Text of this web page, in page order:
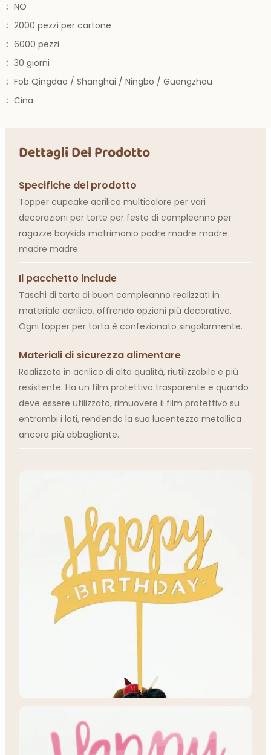
: NO
: 2000 pezzi per cartone
: 6000 pezzi
: 30 giorni
: Fob Qingdao / Shanghai / Ningbo / Guangzhou
: Cina
Dettagli Del Prodotto
Specifiche del prodotto
Topper cupcake acrilico multicolore per vari
decorazioni per torte per feste di compleanno per
ragazze boykids matrimonio padre madre madre
madre madre
Il pacchetto include
Taschi di torta di buon compleanno realizzati in
materiale acrilico, offrendo opzioni più decorative.
Ogni topper per torta è confezionato singolarmente.
Materiali di sicurezza alimentare
Realizzato in acrilico di alta qualità, riutilizzabile e più
resistente. Ha un film protettivo trasparente e quando
deve essere utilizzato, rimuovere il film protettivo su
entrambi i lati, rendendo la sua lucentezza metallica
ancora più abbagliante.